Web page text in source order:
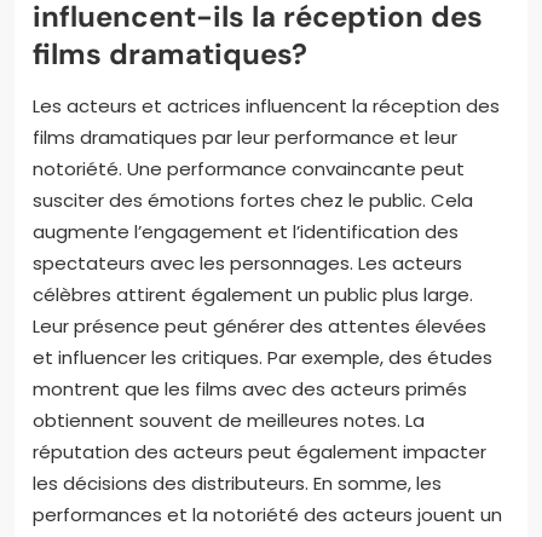
performances de ces acteurs ont souvent été
saluées pour leur profondeur émotionnelle et leur
capacité à captiver le public. Ces chaînes ont
également contribué à redéfinir le drame à la
télévision, attirant ainsi un large public.
Comment les acteurs et actrices
influencent-ils la réception des
films dramatiques?
Les acteurs et actrices influencent la réception des
films dramatiques par leur performance et leur
notoriété. Une performance convaincante peut
susciter des émotions fortes chez le public. Cela
augmente l’engagement et l’identification des
spectateurs avec les personnages. Les acteurs
célèbres attirent également un public plus large.